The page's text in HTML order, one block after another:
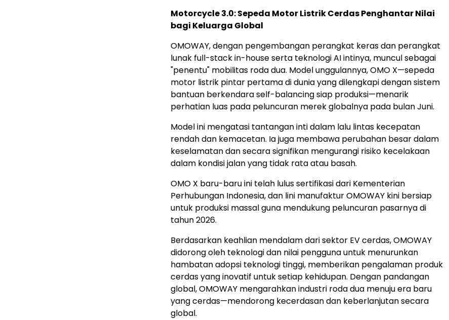
Motorcycle 3.0: Sepeda Motor Listrik Cerdas Penghantar Nilai
bagi Keluarga Global
OMOWAY, dengan pengembangan perangkat keras dan perangkat
lunak full-stack in-house serta teknologi AI intinya, muncul sebagai
"penentu" mobilitas roda dua. Model unggulannya, OMO X—sepeda
motor listrik pintar pertama di dunia yang dilengkapi dengan sistem
bantuan berkendara self-balancing siap produksi—menarik
perhatian luas pada peluncuran merek globalnya pada bulan Juni.
Model ini mengatasi tantangan inti dalam lalu lintas kecepatan
rendah dan kemacetan. Ia juga membawa perubahan besar dalam
keselamatan dan secara signifikan mengurangi risiko kecelakaan
dalam kondisi jalan yang tidak rata atau basah.
OMO X baru-baru ini telah lulus sertifikasi dari Kementerian
Perhubungan Indonesia, dan lini manufaktur OMOWAY kini bersiap
untuk produksi massal guna mendukung peluncuran pasarnya di
tahun2026.
Berdasarkan keahlian mendalam dari sektor EV cerdas, OMOWAY
didorong oleh teknologi dan nilai pengguna untuk menurunkan
hambatan adopsi teknologi tinggi, memberikan pengalaman produk
cerdas yang inovatif untuk setiap kehidupan. Dengan pandangan
global, OMOWAY mengarahkan industri roda dua menuju era baru
yang cerdas—mendorong kecerdasan dan keberlanjutan secara
global.